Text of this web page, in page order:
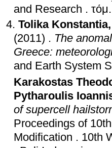
and Research .
Tolika Konstantia
(2011) . The
Greece:
and Earth System
Karakostas
Pytharoulis
of supercell
Proceedings of
Modification . 10th